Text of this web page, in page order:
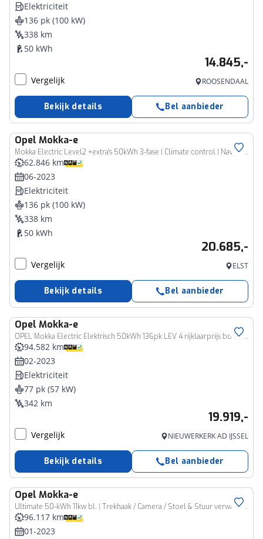
Elektriciteit
136 pk (100 kW)
338 km
50 kWh
14.845,-
Vergelijk ROOSENDAAL
Bekijk details Bel aanbieder
Opel Mokka-e
Mokka Electric Level2 +extra's 50kWh 3-fase | Climate control | Navigatie | Winterpakket | Lm velgen | Camera
62.846 km
06-2023
Elektriciteit
136 pk (100 kW)
338 km
50 kWh
20.685,-
Vergelijk ELST
Bekijk details Bel aanbieder
Opel Mokka-e
OPEL Mokka Electric Elektrisch 50kWh 136pk LEV 4 rijklaarprijs bovag garantie
94.582 km
02-2023
Elektriciteit
77 pk (57 kW)
342 km
19.919,-
Vergelijk NIEUWERKERK AD IJSSEL
Bekijk details Bel aanbieder
Opel Mokka-e
Ultimate 50-kWh 11kw bl. | Trekhaak / Camera / Stoel & Stuur verwm. / Adoptieve cruise controle
96.117 km
01-2023